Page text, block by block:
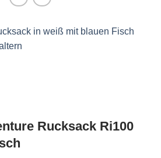
Rucksack Ri100